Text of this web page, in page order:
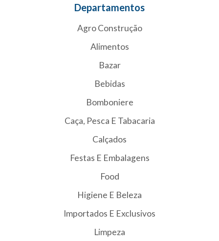
Departamentos
Agro Construção
Alimentos
Bazar
Bebidas
Bomboniere
Caça, Pesca E Tabacaria
Calçados
Festas E Embalagens
Food
Higiene E Beleza
Importados E Exclusivos
Limpeza